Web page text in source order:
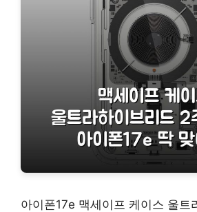
아이폰17e 맥세이프 케이스 울트